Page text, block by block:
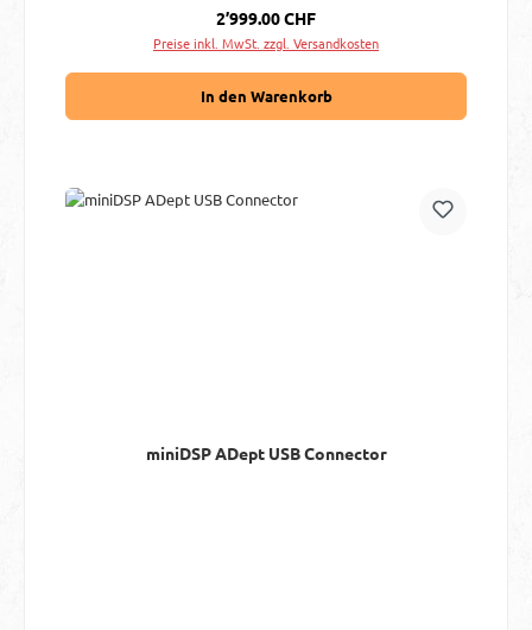
Regulärer Preis:
2’999.00 CHF
Preise inkl. MwSt. zzgl. Versandkosten
In den Warenkorb
miniDSP ADept USB Connector